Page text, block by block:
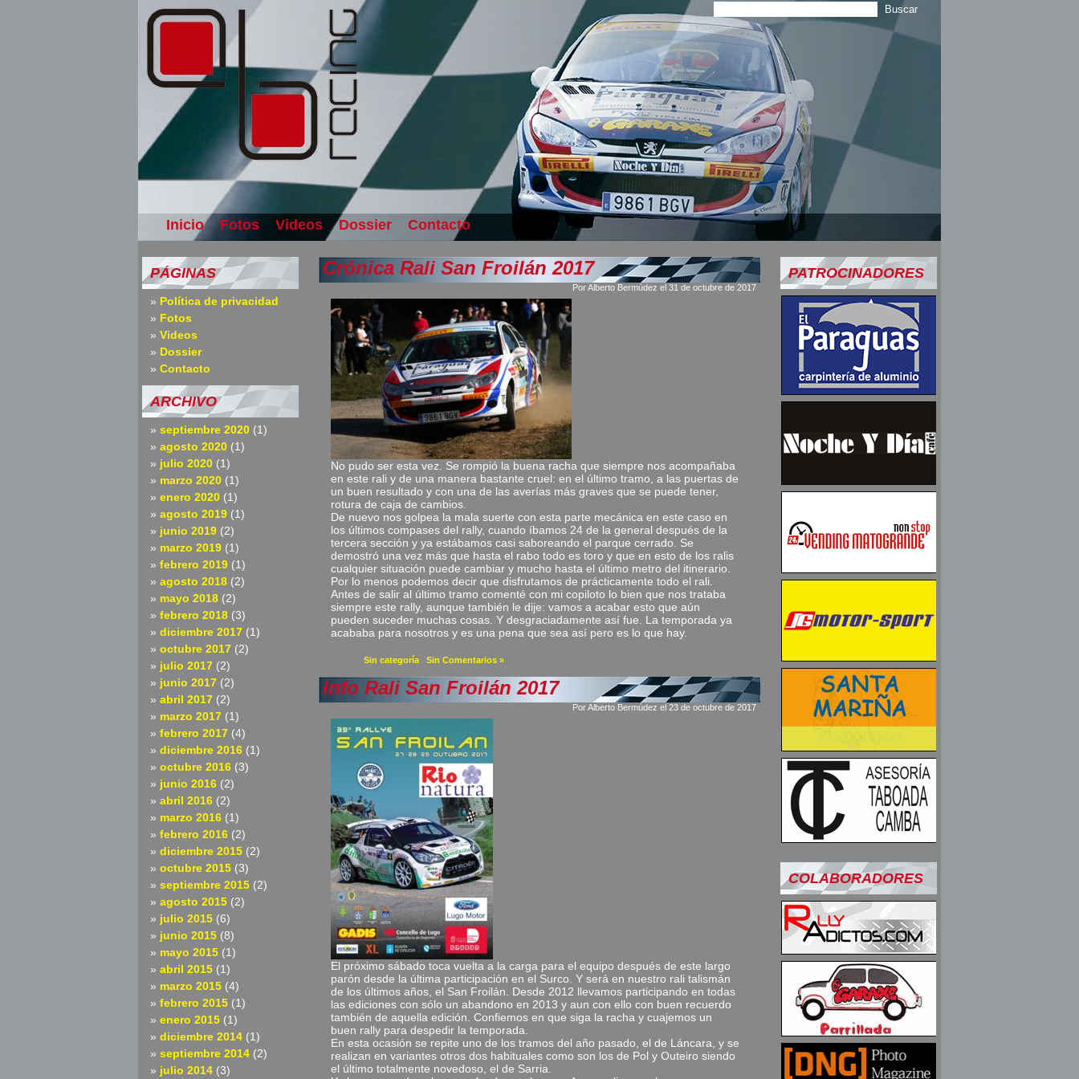
Inicio Fotos Videos Dossier Contacto
PÁGINAS
Política de privacidad
Fotos
Videos
Dossier
Contacto
ARCHIVO
septiembre 2020 (1)
agosto 2020 (1)
julio 2020 (1)
marzo 2020 (1)
enero 2020 (1)
agosto 2019 (1)
junio 2019 (2)
marzo 2019 (1)
febrero 2019 (1)
agosto 2018 (2)
mayo 2018 (2)
febrero 2018 (3)
diciembre 2017 (1)
octubre 2017 (2)
julio 2017 (2)
junio 2017 (2)
abril 2017 (2)
marzo 2017 (1)
febrero 2017 (4)
diciembre 2016 (1)
octubre 2016 (3)
junio 2016 (2)
abril 2016 (2)
marzo 2016 (1)
febrero 2016 (2)
diciembre 2015 (2)
octubre 2015 (3)
septiembre 2015 (2)
agosto 2015 (2)
julio 2015 (6)
junio 2015 (8)
mayo 2015 (1)
abril 2015 (1)
marzo 2015 (4)
febrero 2015 (1)
enero 2015 (1)
diciembre 2014 (1)
septiembre 2014 (2)
julio 2014 (3)
Crónica Rali San Froilán 2017
Por Alberto Bermúdez el 31 de octubre de 2017
No pudo ser esta vez. Se rompió la buena racha que siempre nos acompañaba
en este rali y de una manera bastante cruel: en el último tramo, a las puertas de
un buen resultado y con una de las averías más graves que se puede tener,
rotura de caja de cambios.
De nuevo nos golpea la mala suerte con esta parte mecánica en este caso en
los últimos compases del rally, cuando íbamos 24 de la general después de la
tercera sección y ya estábamos casi saboreando el parque cerrado. Se
demostró una vez más que hasta el rabo todo es toro y que en esto de los ralis
cualquier situación puede cambiar y mucho hasta el último metro del itinerario.
Por lo menos podemos decir que disfrutamos de prácticamente todo el rali.
Antes de salir al último tramo comenté con mi copiloto lo bien que nos trataba
siempre este rally, aunque también le dije: vamos a acabar esto que aún
pueden suceder muchas cosas. Y desgraciadamente así fue. La temporada ya
acababa para nosotros y es una pena que sea así pero es lo que hay.
Sin categoría Sin Comentarios »
Info Rali San Froilán 2017
Por Alberto Bermúdez el 23 de octubre de 2017
El próximo sábado toca vuelta a la carga para el equipo después de este largo
parón desde la última participación en el Surco. Y será en nuestro rali talismán
de los últimos años, el San Froilán. Desde 2012 llevamos participando en todas
las ediciones con sólo un abandono en 2013 y aun con ello con buen recuerdo
también de aquella edición. Confiemos en que siga la racha y cuajemos un
buen rally para despedir la temporada.
En esta ocasión se repite uno de los tramos del año pasado, el de Láncara, y se
realizan en variantes otros dos habituales como son los de Pol y Outeiro siendo
el último totalmente novedoso, el de Sarria.
PATROCINADORES
COLABORADORES